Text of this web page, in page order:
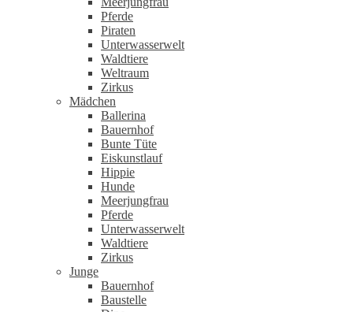
Pferde
Piraten
Unterwasserwelt
Waldtiere
Weltraum
Zirkus
Mädchen
Ballerina
Bauernhof
Bunte Tüte
Eiskunstlauf
Hippie
Hunde
Meerjungfrau
Pferde
Unterwasserwelt
Waldtiere
Zirkus
Junge
Bauernhof
Baustelle